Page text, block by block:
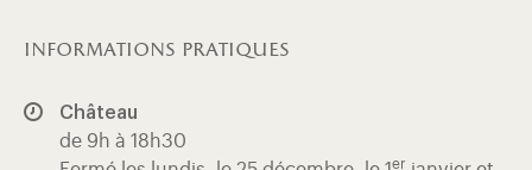
informations pratiques
Château
de 9h à 18h30
er